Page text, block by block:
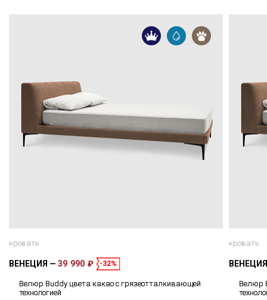
кровать
ВЕНЕЦИЯ 39 990 ₽ -32%
Велюр Buddy цвета какао с грязеотталкивающей
технологией
кровать
Велюр